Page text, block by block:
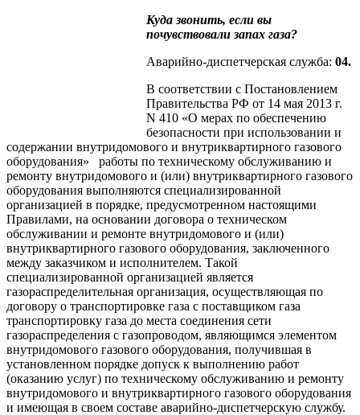
Куда звонить, если вы
почувствовали запах газа?
Аварийно-диспетчерская служба: 04.
В соответствии с Постановлением
Правительства РФ от 14 мая 2013 г.
N 410 «О мерах по обеспечению
безопасности при использовании и
содержании внутридомового и внутриквартирного газового
оборудования» работы по техническому обслуживанию и
ремонту внутридомового и (или) внутриквартирного газового
оборудования выполняются специализированной
организацией в порядке, предусмотренном настоящими
Правилами, на основании договора о техническом
обслуживании и ремонте внутридомового и (или)
внутриквартирного газового оборудования, заключенного
между заказчиком и исполнителем. Такой
специализированной организацией является
газораспределительная организация, осуществляющая по
договору о транспортировке газа с поставщиком газа
транспортировку газа до места соединения сети
газораспределения с газопроводом, являющимся элементом
внутридомового газового оборудования, получившая в
установленном порядке допуск к выполнению работ
(оказанию услуг) по техническому обслуживанию и ремонту
внутридомового и внутриквартирного газового оборудования
и имеющая в своем составе аварийно-диспетчерскую службу.